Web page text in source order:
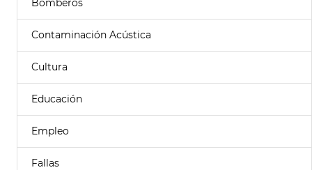
Contaminación Acústica
Cultura
Educación
Empleo
Fallas